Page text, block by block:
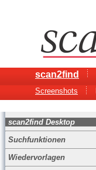
scan2find
Screenshots
scan2find Desktop
Suchfunktionen
Wiedervorlagen